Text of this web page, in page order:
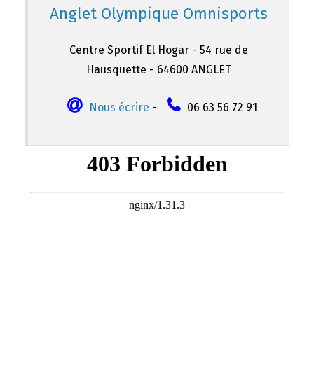
Anglet Olympique Omnisports
Centre Sportif El Hogar - 54 rue de
Hausquette - 64600 ANGLET
Nous écrire - 06 63 56 72 91